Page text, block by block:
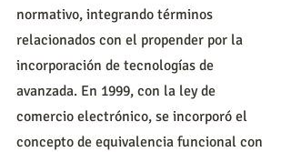
normativo, integrando términos
relacionados con el propender por la
incorporación de tecnologías de
avanzada. En 1999, con la ley de
comercio electrónico, se incorporó el
concepto de equivalencia funcional con